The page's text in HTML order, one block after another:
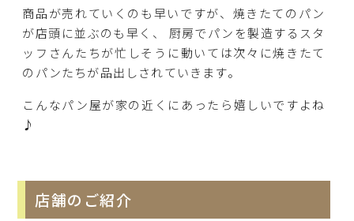
商品が売れていくのも早いですが、焼きたてのパン
が店頭に並ぶのも早く、 厨房でパンを製造するスタ
ッフさんたちが忙しそうに動いては次々に焼きたて
のパンたちが品出しされていきます。
こんなパン屋が家の近くにあったら嬉しいですよね
♪
店舗のご紹介